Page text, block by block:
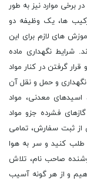
موارد نیز به طور
ها، یک وظیفه دو
های لازم برای این
شرایط نگهداری ماده
گرفتن در کنار مواد
و حمل و نقل آن
معدنی، مواد
فشرده جزو مواد
ثبت سفارش، تمامی
طلب کنید و سر به هوا
صاحب نام، تلاش
دهیم و از هر گونه آسیب